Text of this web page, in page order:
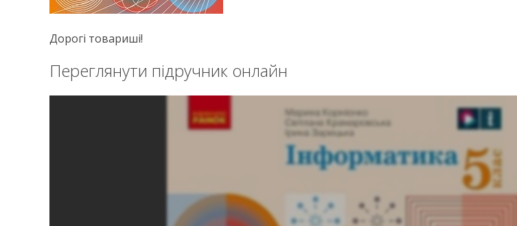
Дорогі товариші!
Переглянути підручник онлайн